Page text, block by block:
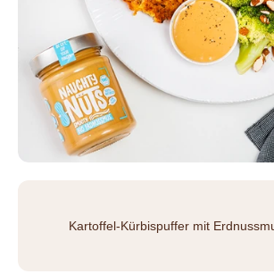
Kartoffel-Kürbispuffer mit